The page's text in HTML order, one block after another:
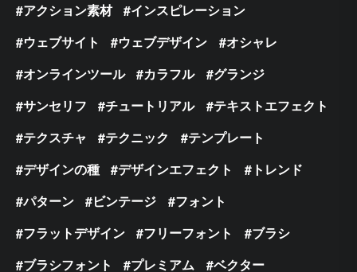
アクション素材
インスピレーション
ウェブサイト
ウェブデザイン
オシャレ
オンラインツール
カラフル
グランジ
サンセリフ
チュートリアル
テキストエフェクト
テクスチャ
テクニック
テンプレート
デザインの種
デザインエフェクト
トレンド
パターン
ビンテージ
フォント
フラットデザイン
フリーフォント
ブラシ
ブラシフォント
プレミアム
ベクター